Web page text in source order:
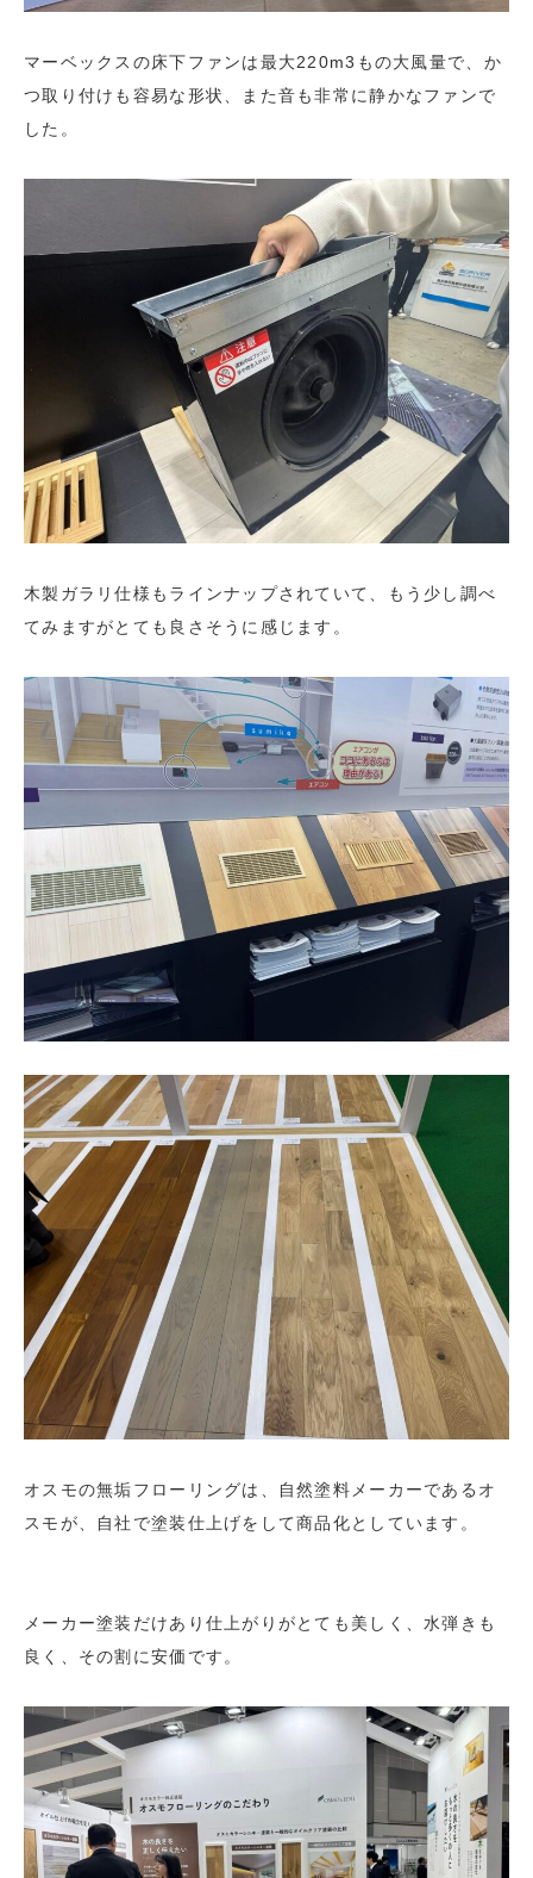
マーベックスの床下ファンは最大220m3もの大風量で、か
つ取り付けも容易な形状、また音も非常に静かなファンで
した。
木製ガラリ仕様もラインナップされていて、もう少し調べ
てみますがとても良さそうに感じます。
オスモの無垢フローリングは、自然塗料メーカーであるオ
スモが、自社で塗装仕上げをして商品化としています。
メーカー塗装だけあり仕上がりがとても美しく、水弾きも
良く、その割に安価です。